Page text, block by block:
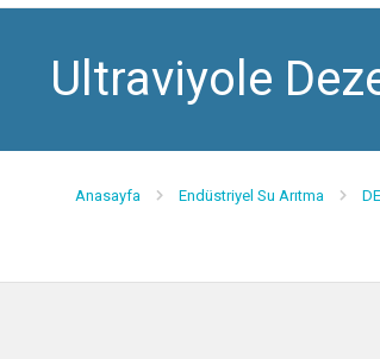
Ultraviyole
Anasayfa Endüstriyel Su Arıtma